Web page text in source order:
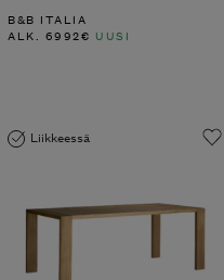
B&B ITALIA
ALK. 6992€ UUSI
Liikkeessä